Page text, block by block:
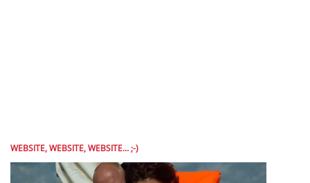
WEBSITE, WEBSITE, WEBSITE… ;-)